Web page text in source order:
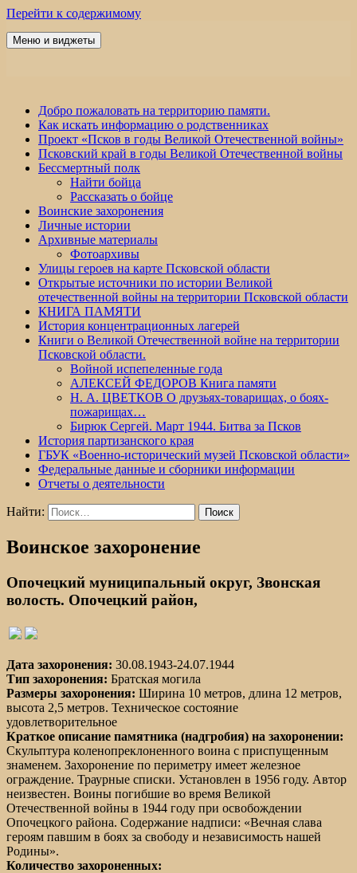
Перейти к содержимому
Победа 60
Меню и виджеты
Добро пожаловать на территорию памяти.
Как искать информацию о родственниках
Проект «Псков в годы Великой Отечественной войны»
Псковский край в годы Великой Отечественной войны
Бессмертный полк
Найти бойца
Рассказать о бойце
Воинские захоронения
Личные истории
Архивные материалы
Фотоархивы
Улицы героев на карте Псковской области
Открытые источники по истории Великой
отечественной войны на территории Псковской области
КНИГА ПАМЯТИ
История концентрационных лагерей
Книги о Великой Отечественной войне на территории
Псковской области.
Войной испепеленные года
АЛЕКСЕЙ ФЕДОРОВ Книга памяти
Н. А. ЦВЕТКОВ О друзьях-товарищах, о боях-
пожарищах…
Бирюк Сергей. Март 1944. Битва за Псков
История партизанского края
ГБУК «Военно-исторический музей Псковской области»
Федеральные данные и сборники информации
Отчеты о деятельности
Найти:
Воинское захоронение
Опочецкий муниципальный округ, Звонская
волость. Опочецкий район,
Дата захоронения: 30.08.1943-24.07.1944
Тип захоронения: Братская могила
Размеры захоронения: Ширина 10 метров, длина 12 метров,
высота 2,5 метров. Техническое состояние
удовлетворительное
Краткое описание памятника (надгробия) на захоронении:
Скульптура коленопреклоненного воина с приспущенным
знаменем. Захоронение по периметру имеет железное
ограждение. Траурные списки. Установлен в 1956 году. Автор
неизвестен. Воины погибшие во время Великой
Отечественной войны в 1944 году при освобождении
Опочецкого района. Содержание надписи: «Вечная слава
героям павшим в боях за свободу и независимость нашей
Родины».
Количество захороненных: